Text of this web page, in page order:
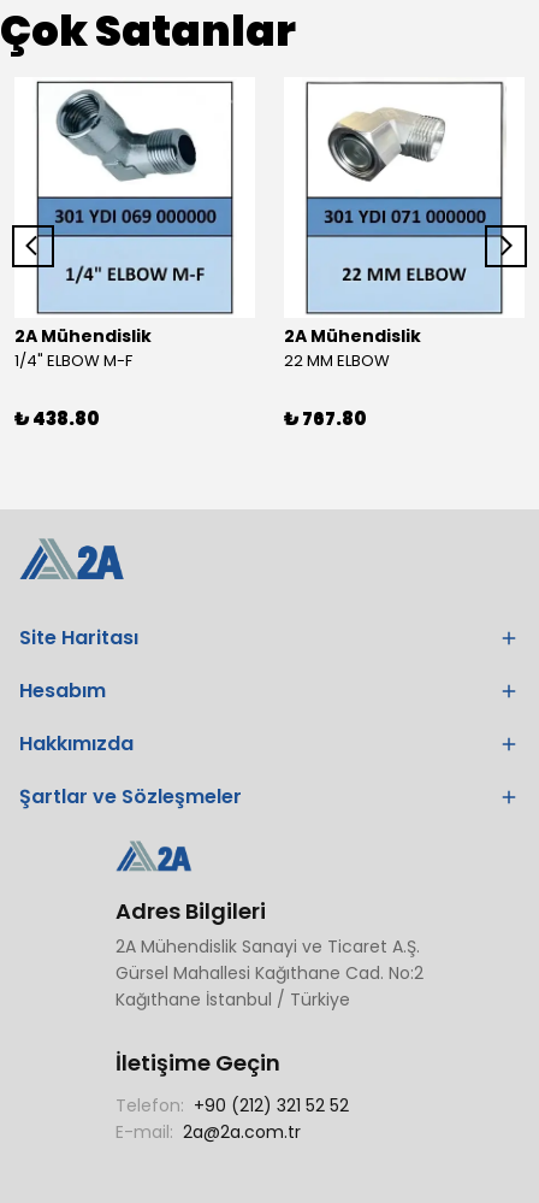
Çok Satanlar
2A Mühendislik
1/4" ELBOW M-F
₺ 438.80
2A Mühendislik
22 MM ELBOW
₺ 767.80
Site Haritası
Hesabım
Hakkımızda
Şartlar ve Sözleşmeler
Adres Bilgileri
2A Mühendislik Sanayi ve Ticaret A.Ş.
Gürsel Mahallesi Kağıthane Cad. No:2
Kağıthane İstanbul / Türkiye
İletişime Geçin
Telefon: +90 (212) 321 52 52
E-mail: 2a@2a.com.tr